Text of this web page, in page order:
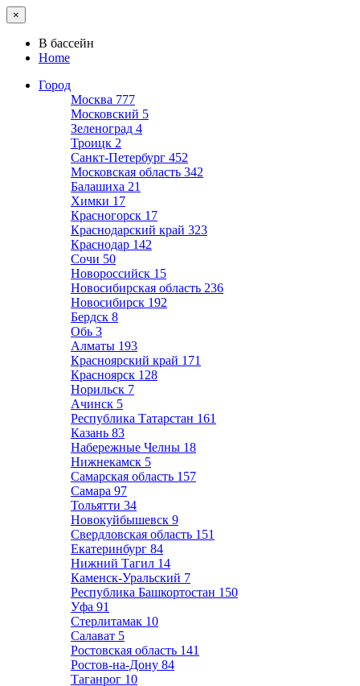
×
В бассейн
Home
Город
Москва 777
Московский 5
Зеленоград 4
Троицк 2
Санкт-Петербург 452
Московская область 342
Балашиха 21
Химки 17
Красногорск 17
Краснодарский край 323
Краснодар 142
Сочи 50
Новороссийск 15
Новосибирская область 236
Новосибирск 192
Бердск 8
Обь 3
Алматы 193
Красноярский край 171
Красноярск 128
Норильск 7
Ачинск 5
Республика Татарстан 161
Казань 83
Набережные Челны 18
Нижнекамск 5
Самарская область 157
Самара 97
Тольятти 34
Новокуйбышевск 9
Свердловская область 151
Екатеринбург 84
Нижний Тагил 14
Каменск-Уральский 7
Республика Башкортостан 150
Уфа 91
Стерлитамак 10
Салават 5
Ростовская область 141
Ростов-на-Дону 84
Таганрог 10